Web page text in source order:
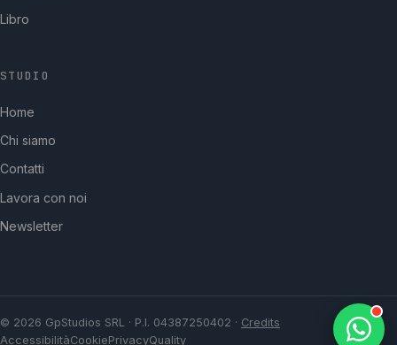
Libro
STUDIO
Home
Chi siamo
Contatti
Lavora con noi
Newsletter
© 2026 GpStudios SRL · P.I. 04387250402 · Credits
AccessibilitàCookiePrivacyQuality